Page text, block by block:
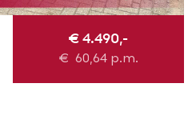
€ 4.490,-
€ 60,64p.m.